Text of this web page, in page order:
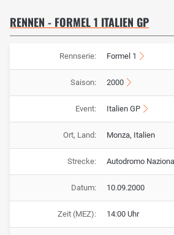
RENNEN - FORMEL 1 ITALIEN GP
Rennserie: Formel 1
Saison: 2000
Event: Italien GP
Ort, Land: Monza, Italien
Strecke: Autodromo
Datum: 10.09.2000
Zeit (MEZ): 14:00 Uhr